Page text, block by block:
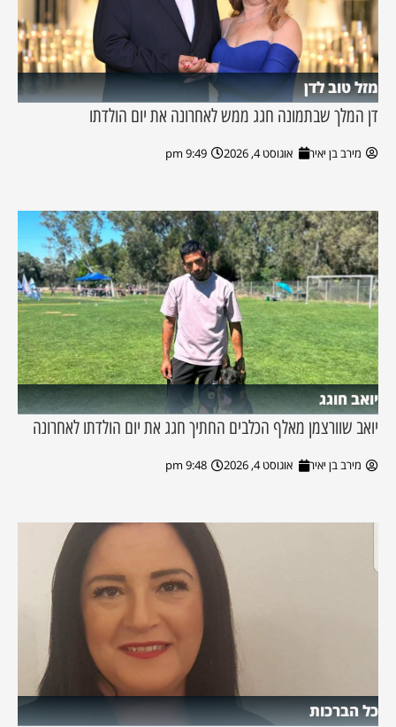
מזל טוב לדן
דן המלך שבתמונה חגג ממש לאחרונה את יום הולדתו
מירב בן יאיר אוגוסט 4, 2026 9:49 pm
יואב חוגג
יואב שוורצמן מאלף הכלבים החתיך חגג את יום הולדתו לאחרונה
מירב בן יאיר אוגוסט 4, 2026 9:48 pm
כל הברכות